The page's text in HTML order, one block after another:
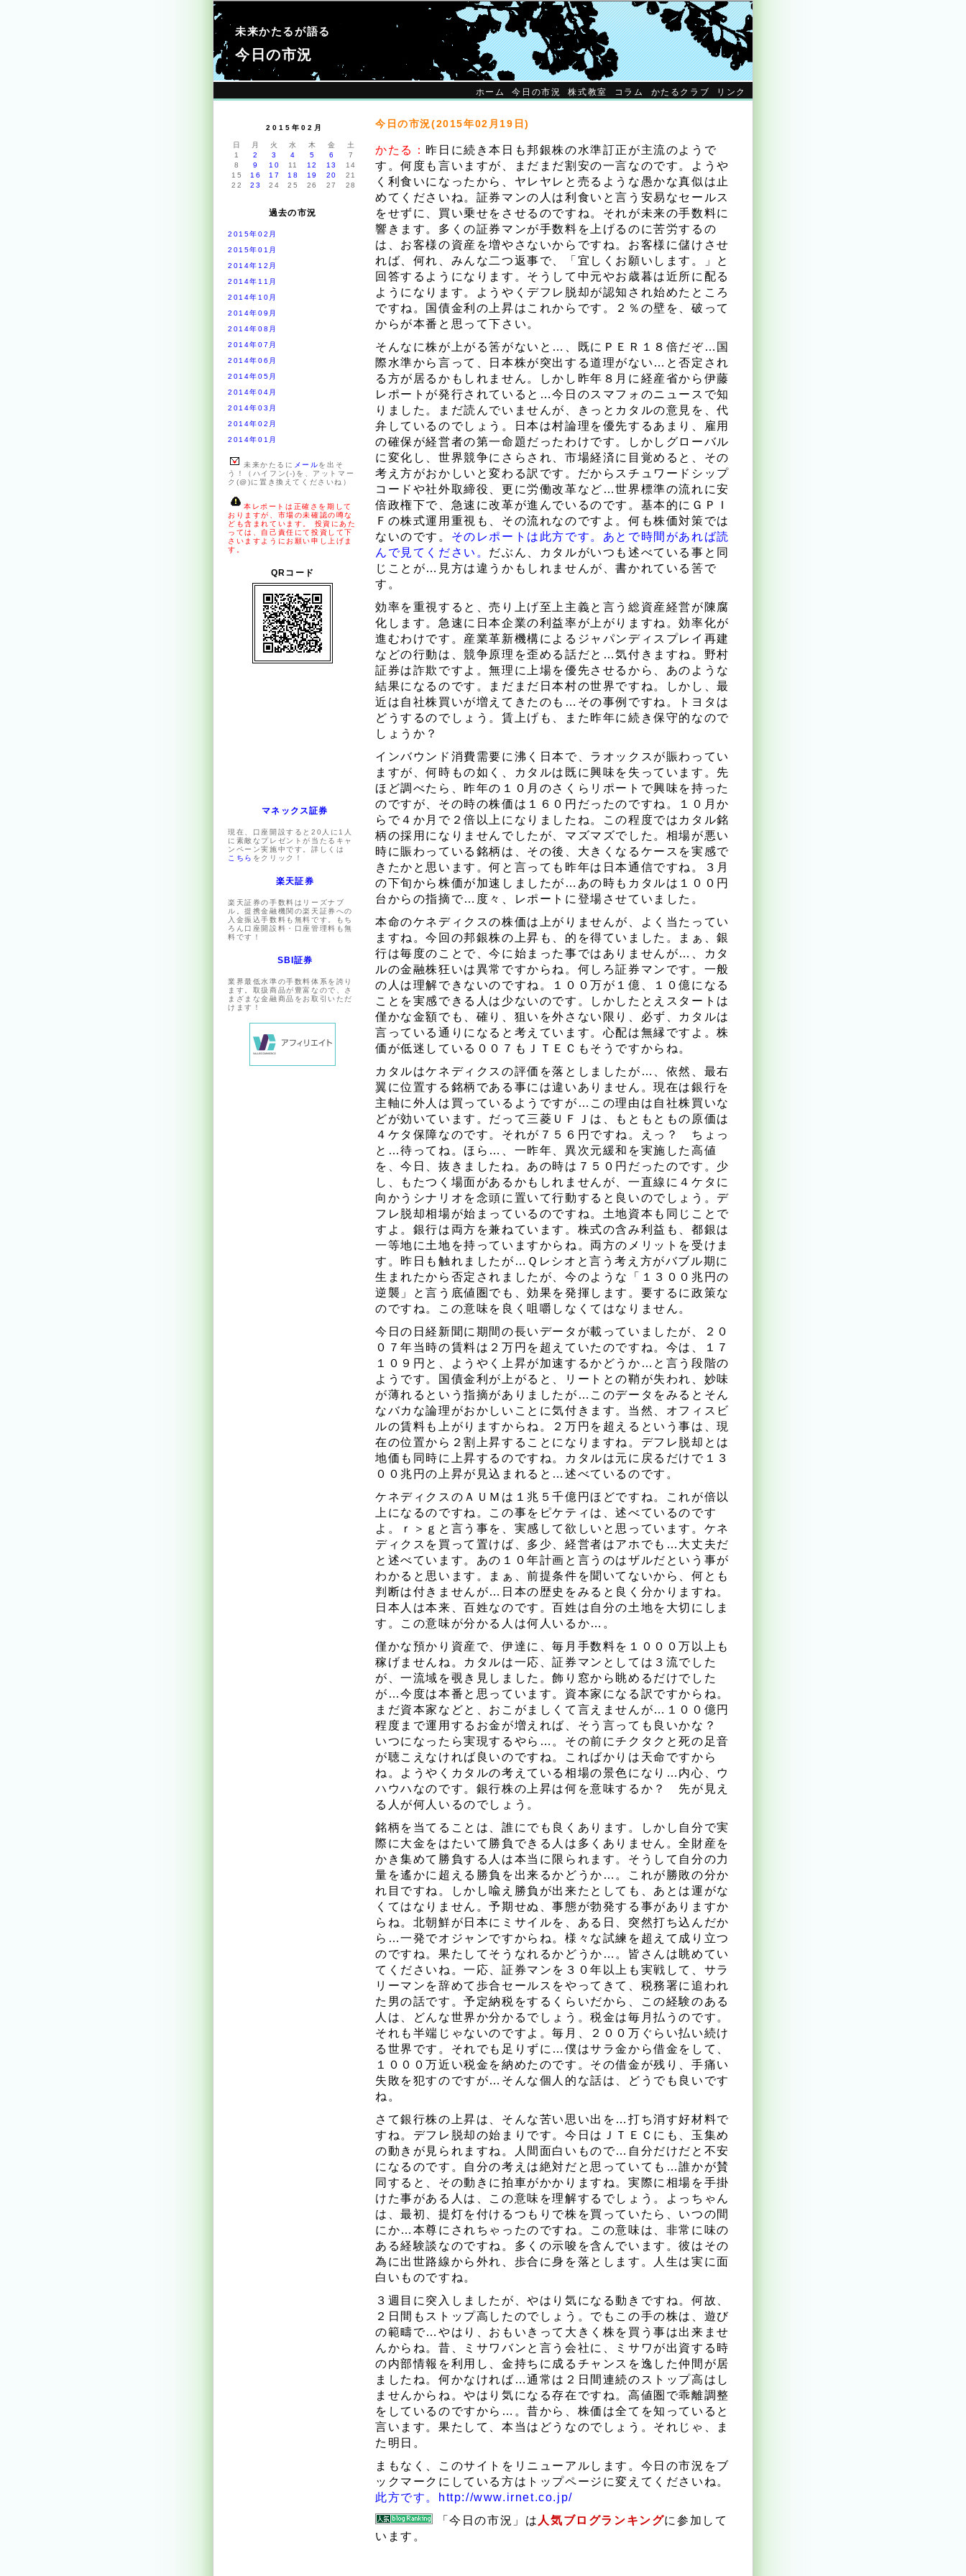
未来かたるが語る
今日の市況
リンク
かたるクラブ
コラム
株式教室
今日の市況
ホーム
2015年02月
日 月 火 水 木 金
土
1
2 3 4 5 6
7
8
9 10 11 12 13
14
15
16 17 18 19 20
21
22
23 24 25 26 27 28
過去の市況
2015年02月
2015年01月
2014年12月
2014年11月
2014年10月
2014年09月
2014年08月
2014年07月
2014年06月
2014年05月
2014年04月
2014年03月
2014年02月
2014年01月
未来かたるに メールを出そ
う！（ハイフン(-)を、アットマー
ク(@)に置き換えてくださいね）
本レポートは正確さを期して
おりますが、市場の未確認の噂な
ども含まれています。 投資にあた
っては、自己責任にて投資して下
さいますようにお願い申し上げま
す。
QRコード
マネックス証券
現在、口座開設すると20人に1人
に素敵なプレゼントが当たるキャ
ンペーン実施中です。詳しくは
こちら をクリック！
楽天証券
楽天証券の手数料はリーズナブ
ル。提携金融機関の楽天証券への
入金振込手数料も無料です。もち
ろん口座開設料・口座管理料も無
料です！
SBI証券
業界最低水準の手数料体系を誇り
ます。取扱商品が豊富なので、さ
まざまな金融商品をお取引いただ
けます！
今日の市況(2015年02月19日)
かたる： 昨日に続き本日も邦銀株の水準訂正が主流のようで
す。何度も言いますが、まだまだ割安の一言なのです。ようや
く利食いになったから、ヤレヤレと売るような愚かな真似は止
めてくださいね。証券マンの人は利食いと言う安易なセールス
をせずに、買い乗せをさせるのですね。それが未来の手数料に
響きます。多くの証券マンが手数料を上げるのに苦労するの
は、お客様の資産を増やさないからですね。お客様に儲けさせ
れば、何れ、みんな二つ返事で、「宜しくお願いします。」と
回答するようになります。そうして中元やお歳暮は近所に配る
ようになります。ようやくデフレ脱却が認知され始めたところ
ですね。国債金利の上昇はこれからです。２％の壁を、破って
からが本番と思って下さい。
そんなに株が上がる筈がないと…、既にＰＥＲ１８倍だぞ…国
際水準から言って、日本株が突出する道理がない…と否定され
る方が居るかもしれません。しかし昨年８月に経産省から伊藤
レポートが発行されていると…今日のスマフォのニュースで知
りました。まだ読んでいませんが、きっとカタルの意見を、代
弁しているのでしょう。日本は村論理を優先するあまり、雇用
の確保が経営者の第一命題だったわけです。しかしグローバル
に変化し、世界競争にさらされ、市場経済に目覚めると、その
考え方がおかしいと変わる訳です。だからスチュワードシップ
コードや社外取締役、更に労働改革など…世界標準の流れに安
倍政権下で、急速に改革が進んでいるのです。基本的にＧＰＩ
Ｆの株式運用重視も、その流れなのですよ。何も株価対策では
ないのです。 そのレポートは此方です。あとで時間があれば読
んで見てください。 だぶん、カタルがいつも述べている事と同
じことが…見方は違うかもしれませんが、書かれている筈で
す。
効率を重視すると、売り上げ至上主義と言う総資産経営が陳腐
化します。急速に日本企業の利益率が上がりますね。効率化が
進むわけです。産業革新機構によるジャパンディスプレイ再建
などの行動は、競争原理を歪める話だと…気付きますね。野村
証券は詐欺ですよ。無理に上場を優先させるから、あのような
結果になるのです。まだまだ日本村の世界ですね。しかし、最
近は自社株買いが増えてきたのも…その事例ですね。トヨタは
どうするのでしょう。賃上げも、また昨年に続き保守的なので
しょうか？
インバウンド消費需要に沸く日本で、ラオックスが賑わってい
ますが、何時もの如く、カタルは既に興味を失っています。先
ほど調べたら、昨年の１０月のさくらリポートで興味を持った
のですが、その時の株価は１６０円だったのですね。１０月か
らで４か月で２倍以上になりましたね。この程度ではカタル銘
柄の採用になりませんでしたが、マズマズでした。相場が悪い
時に賑わっている銘柄は、その後、大きくなるケースを実感で
きたかと思います。何と言っても昨年は日本通信ですね。３月
の下旬から株価が加速しましたが…あの時もカタルは１００円
台からの指摘で…度々、レポートに登場させていました。
本命のケネディクスの株価は上がりませんが、よく当たってい
ますね。今回の邦銀株の上昇も、的を得ていました。まぁ、銀
行は毎度のことで、今に始まった事ではありませんが…、カタ
ルの金融株狂いは異常ですからね。何しろ証券マンです。一般
の人は理解できないのですね。１００万が１億、１０億になる
ことを実感できる人は少ないのです。しかしたとえスタートは
僅かな金額でも、確り、狙いを外さない限り、必ず、カタルは
言っている通りになると考えています。心配は無縁ですよ。株
価が低迷している００７もＪＴＥＣもそうですからね。
カタルはケネディクスの評価を落としましたが…、依然、最右
翼に位置する銘柄である事には違いありません。現在は銀行を
主軸に外人は買っているようですが…この理由は自社株買いな
どが効いています。だって三菱ＵＦＪは、もともともの原価は
４ケタ保障なのです。それが７５６円ですね。えっ？ ちょっ
と…待ってね。ほら…、一昨年、異次元緩和を実施した高値
を、今日、抜きましたね。あの時は７５０円だったのです。少
し、もたつく場面があるかもしれませんが、一直線に４ケタに
向かうシナリオを念頭に置いて行動すると良いのでしょう。デ
フレ脱却相場が始まっているのですね。土地資本も同じことで
すよ。銀行は両方を兼ねています。株式の含み利益も、都銀は
一等地に土地を持っていますからね。両方のメリットを受けま
す。昨日も触れましたが…Ｑレシオと言う考え方がバブル期に
生まれたから否定されましたが、今のような「１３００兆円の
逆襲」と言う底値圏でも、効果を発揮します。要するに政策な
のですね。この意味を良く咀嚼しなくてはなりません。
今日の日経新聞に期間の長いデータが載っていましたが、２０
０７年当時の賃料は２万円を超えていたのですね。今は、１７
１０９円と、ようやく上昇が加速するかどうか…と言う段階の
ようです。国債金利が上がると、リートとの鞘が失われ、妙味
が薄れるという指摘がありましたが…このデータをみるとそん
なバカな論理がおかしいことに気付きます。当然、オフィスビ
ルの賃料も上がりますからね。２万円を超えるという事は、現
在の位置から２割上昇することになりますね。デフレ脱却とは
地価も同時に上昇するのですね。カタルは元に戻るだけで１３
００兆円の上昇が見込まれると…述べているのです。
ケネディクスのＡＵＭは１兆５千億円ほどですね。これが倍以
上になるのですね。この事をピケティは、述べているのです
よ。ｒ＞ｇと言う事を、実感して欲しいと思っています。ケネ
ディクスを買って置けば、多少、経営者はアホでも…大丈夫だ
と述べています。あの１０年計画と言うのはザルだという事が
わかると思います。まぁ、前提条件を聞いてないから、何とも
判断は付きませんが…日本の歴史をみると良く分かりますね。
日本人は本来、百姓なのです。百姓は自分の土地を大切にしま
す。この意味が分かる人は何人いるか…。
僅かな預かり資産で、伊達に、毎月手数料を１０００万以上も
稼げませんね。カタルは一応、証券マンとしては３流でした
が、一流域を覗き見しました。飾り窓から眺めるだけでした
が…今度は本番と思っています。資本家になる訳ですからね。
まだ資本家などと、おこがましくて言えませんが…１００億円
程度まで運用するお金が増えれば、そう言っても良いかな？
いつになったら実現するやら…。その前にチクタクと死の足音
が聴こえなければ良いのですね。こればかりは天命ですから
ね。ようやくカタルの考えている相場の景色になり…内心、ウ
ハウハなのです。銀行株の上昇は何を意味するか？ 先が見え
る人が何人いるのでしょう。
銘柄を当てることは、誰にでも良くあります。しかし自分で実
際に大金をはたいて勝負できる人は多くありません。全財産を
かき集めて勝負する人は本当に限られます。そうして自分の力
量を遙かに超える勝負を出来るかどうか…。これが勝敗の分か
れ目ですね。しかし喩え勝負が出来たとしても、あとは運がな
くてはなりません。予期せぬ、事態が勃発する事がありますか
らね。北朝鮮が日本にミサイルを、ある日、突然打ち込んだか
ら…一発でオジャンですからね。様々な試練を超えて成り立つ
のですね。果たしてそうなれるかどうか…。皆さんは眺めてい
てくださいね。一応、証券マンを３０年以上も実戦して、サラ
リーマンを辞めて歩合セールスをやってきて、税務署に追われ
た男の話です。予定納税をするくらいだから、この経験のある
人は、どんな世界か分かるでしょう。税金は毎月払うのです。
それも半端じゃないのですよ。毎月、２００万ぐらい払い続け
る世界です。それでも足りずに…僕はサラ金から借金をして、
１０００万近い税金を納めたのです。その借金が残り、手痛い
失敗を犯すのですが…そんな個人的な話は、どうでも良いです
ね。
さて銀行株の上昇は、そんな苦い思い出を…打ち消す好材料で
すね。デフレ脱却の始まりです。今日はＪＴＥＣにも、玉集め
の動きが見られますね。人間面白いもので…自分だけだと不安
になるのです。自分の考えは絶対だと思っていても…誰かが賛
同すると、その動きに拍車がかかりますね。実際に相場を手掛
けた事がある人は、この意味を理解するでしょう。よっちゃん
は、最初、提灯を付けるつもりで株を買っていたら、いつの間
にか…本尊にされちゃったのですね。この意味は、非常に味の
ある経験談なのですね。多くの示唆を含んでいます。彼はその
為に出世路線から外れ、歩合に身を落とします。人生は実に面
白いものですね。
３週目に突入しましたが、やはり気になる動きですね。何故、
２日間もストップ高したのでしょう。でもこの手の株は、遊び
の範疇で…やはり、おもいきって大きく株を買う事は出来ませ
んからね。昔、ミサワバンと言う会社に、ミサワが出資する時
の内部情報を利用し、金持ちに成るチャンスを逸した仲間が居
ましたね。何かなければ…通常は２日間連続のストップ高はし
ませんからね。やはり気になる存在ですね。高値圏で乖離調整
をしているのですから…。昔から、株価は全てを知っていると
言います。果たして、本当はどうなのでしょう。それじゃ、ま
た明日。
まもなく、このサイトをリニューアルします。今日の市況をブ
ックマークにしている方はトップページに変えてくださいね。
此方です。http://www.irnet.co.jp/
「今日の市況」は 人気ブログランキングに参加して
います。